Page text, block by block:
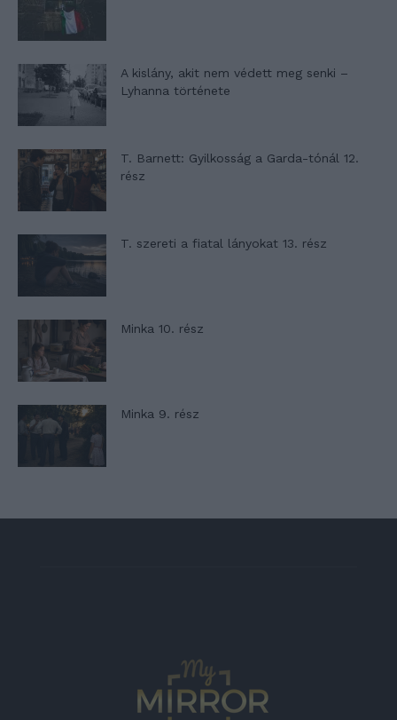
A kislány, akit nem védett meg senki –
Lyhanna története
T. Barnett: Gyilkosság a Garda-tónál 12.
rész
T. szereti a fiatal lányokat 13. rész
Minka 10. rész
Minka 9. rész